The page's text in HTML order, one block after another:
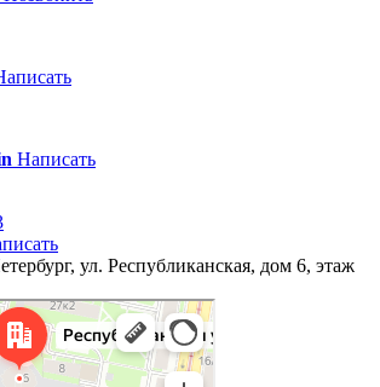
Написать
ул. Республиканская, дом 6, этаж